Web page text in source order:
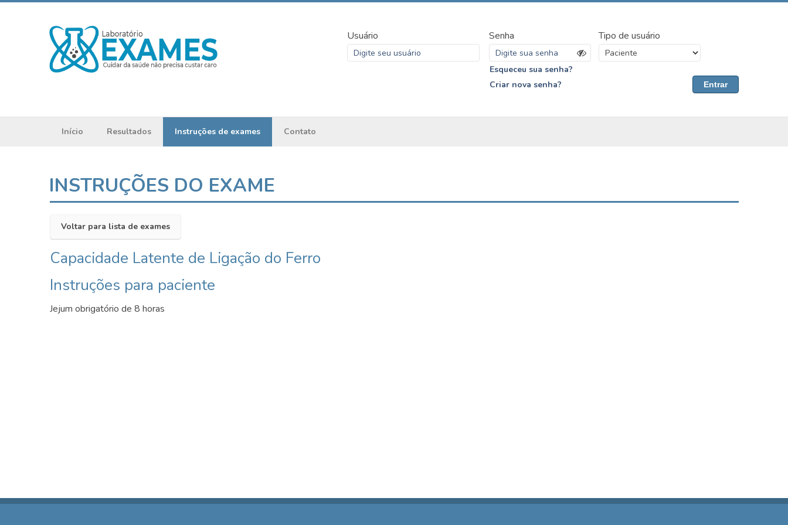
Usuário Senha
Esqueceu sua senha?
Criar nova senha?
Tipo de usuário
Entrar
Início Resultados Instruções de exames Contato
INSTRUÇÕES DO EXAME
Voltar para lista de exames
Capacidade Latente de Ligação do Ferro
Instruções para paciente
Jejum obrigatório de 8 horas